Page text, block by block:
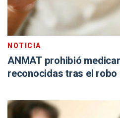
NOTICIA
ANMAT prohibió
reconocidas tras el